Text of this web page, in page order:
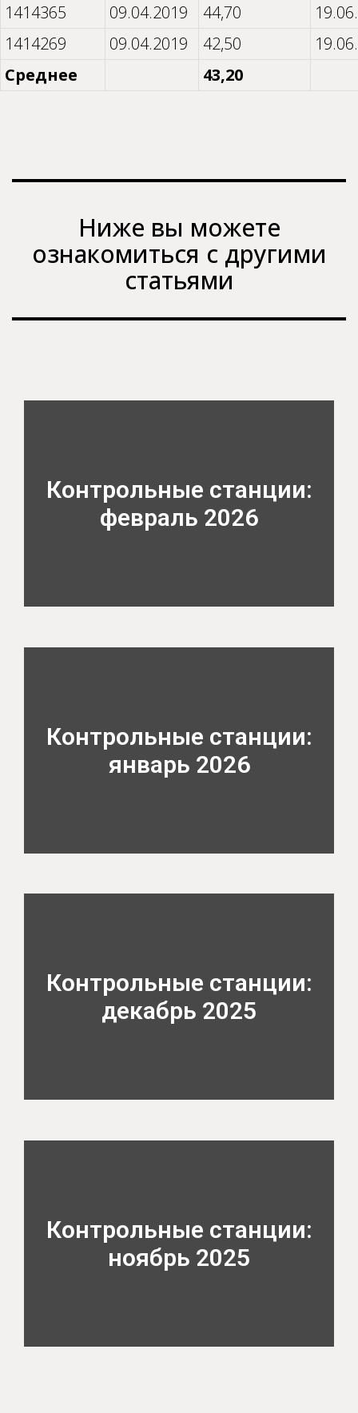
1414365
09.04.2019 44,70
1414269
09.04.2019 42,50
Среднее
43,20
Ниже вы можете
ознакомиться с другими
статьями
Контрольные станции:
февраль 2026
Контрольные станции:
январь 2026
Контрольные станции:
декабрь 2025
Контрольные станции:
ноябрь 2025